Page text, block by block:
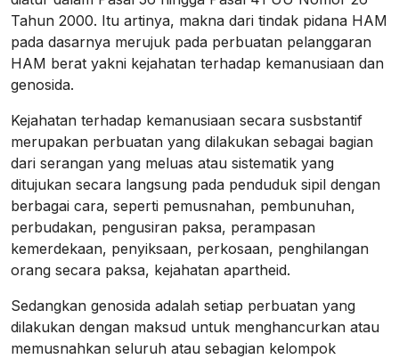
Tahun 2000. Itu artinya, makna dari tindak pidana HAM
pada dasarnya merujuk pada perbuatan pelanggaran
HAM berat yakni kejahatan terhadap kemanusiaan dan
genosida.
Kejahatan terhadap kemanusiaan secara susbstantif
merupakan perbuatan yang dilakukan sebagai bagian
dari serangan yang meluas atau sistematik yang
ditujukan secara langsung pada penduduk sipil dengan
berbagai cara, seperti pemusnahan, pembunuhan,
perbudakan, pengusiran paksa, perampasan
kemerdekaan, penyiksaan, perkosaan, penghilangan
orang secara paksa, kejahatan apartheid.
Sedangkan genosida adalah setiap perbuatan yang
dilakukan dengan maksud untuk menghancurkan atau
memusnahkan seluruh atau sebagian kelompok